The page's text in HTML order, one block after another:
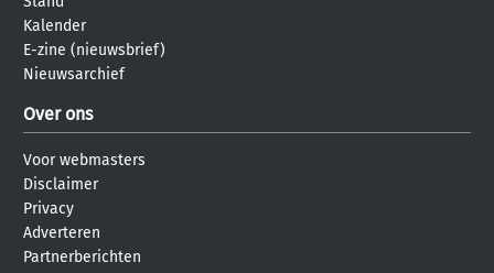
Kalender
E-zine (nieuwsbrief)
Nieuwsarchief
Over ons
Voor webmasters
Disclaimer
Privacy
Adverteren
Partnerberichten